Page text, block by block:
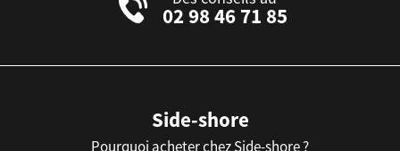
02 98 46 71 85
Side-shore
Pourquoi acheter chez Side-shore ?